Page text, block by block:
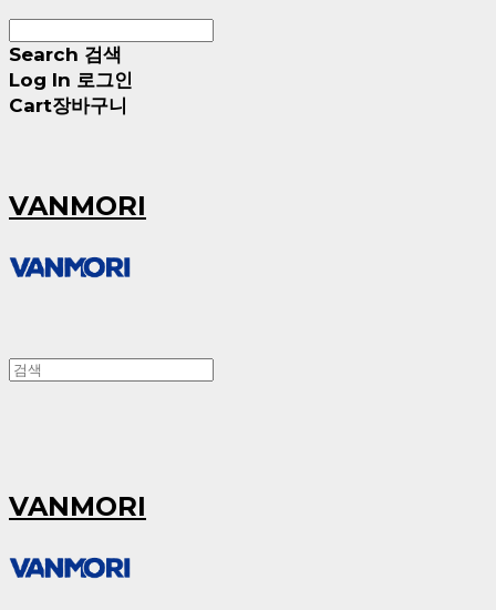
Search 검색
Log In 로그인
Cart장바구니
VANMORI
VANMORI